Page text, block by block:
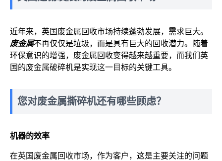
近年来，英国废金属回收市场持续蓬勃发展，需求巨大。
废金属不再仅仅是垃圾，而是具有巨大的回收潜力。随着
环保意识的增强，废金属回收变得越来越重要，而我们英
国的废金属破碎机是实现这一目标的关键工具。
您对废金属撕碎机还有哪些顾虑？
机器的效率
在英国废金属回收市场，作为客户，这是主要关注的问题